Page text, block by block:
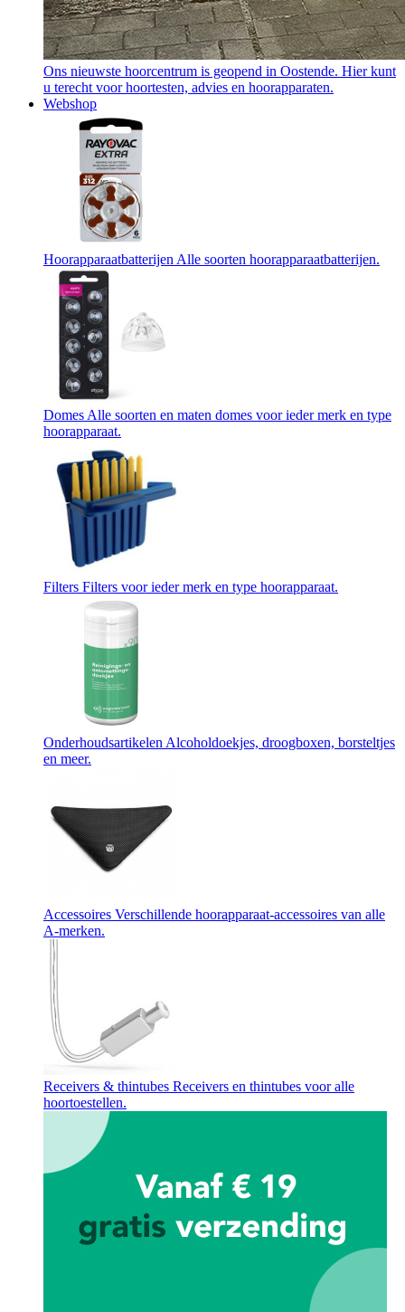
Ons nieuwste hoorcentrum is geopend in Oostende. Hier kunt
u terecht voor hoortesten, advies en hoorapparaten.
Webshop
Hoorapparaatbatterijen Alle soorten hoorapparaatbatterijen.
Domes Alle soorten en maten domes voor ieder merk en type
hoorapparaat.
Filters Filters voor ieder merk en type hoorapparaat.
Onderhoudsartikelen Alcoholdoekjes, droogboxen, borsteltjes
en meer.
Accessoires Verschillende hoorapparaat-accessoires van alle
A-merken.
Receivers & thintubes Receivers en thintubes voor alle
hoortoestellen.